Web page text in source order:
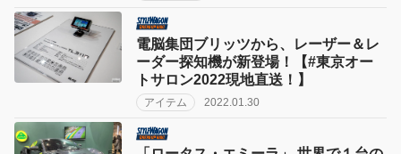
電脳集団ブリッツから、レーザー＆レ
ーダー探知機が新登場！【#東京オー
トサロン2022現地直送！】
アイテム 2022.01.30